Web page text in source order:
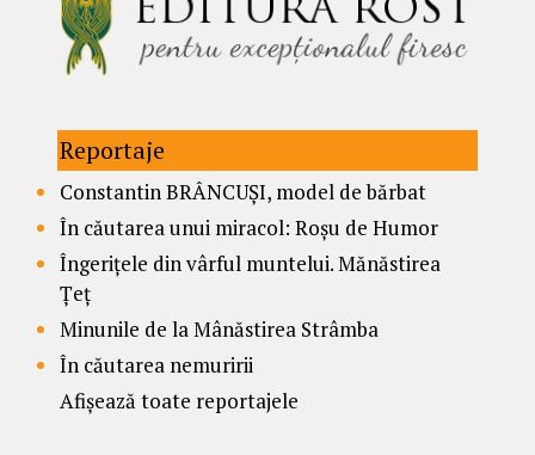
Reportaje
Constantin BRÂNCUȘI, model de bărbat
În căutarea unui miracol: Roșu de Humor
Îngerițele din vârful muntelui. Mănăstirea
Țeț
Minunile de la Mânăstirea Strâmba
În căutarea nemuririi
Afișează toate reportajele